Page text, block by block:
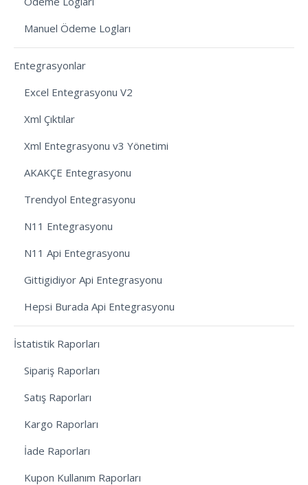
Manuel Ödeme Logları
Entegrasyonlar
Excel Entegrasyonu V2
Xml Çıktılar
Xml Entegrasyonu v3 Yönetimi
AKAKÇE Entegrasyonu
Trendyol Entegrasyonu
N11 Entegrasyonu
N11 Api Entegrasyonu
Gittigidiyor Api Entegrasyonu
Hepsi Burada Api Entegrasyonu
İstatistik Raporları
Sipariş Raporları
Satış Raporları
Kargo Raporları
İade Raporları
Kupon Kullanım Raporları